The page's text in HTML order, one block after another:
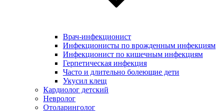
Врач-инфекционист
Инфекционисты по врожденным инфекциям
Инфекционист по кишечным инфекциям
Герпетическая инфекция
Часто и длительно болеющие дети
Укусил клещ
Кардиолог детский
Невролог
Отоларинголог